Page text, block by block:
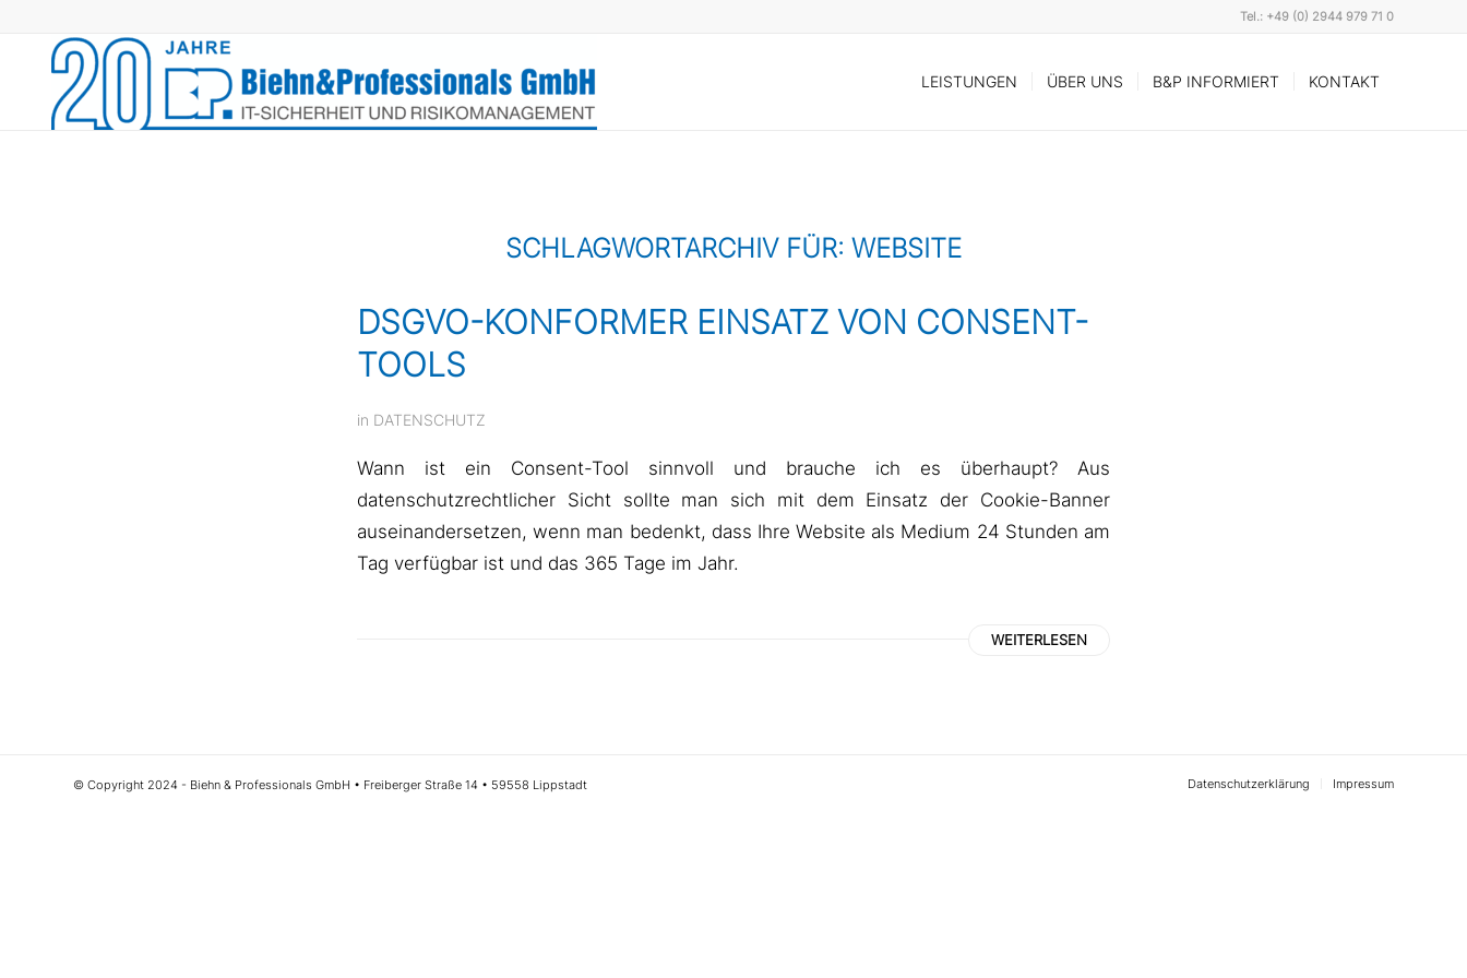
Tel.: +49 (0) 2944 979 71 0
LEISTUNGEN ÜBER UNS B&P INFORMIERT KONTAKT
SCHLAGWORTARCHIV FÜR: WEBSITE
DSGVO-KONFORMER EINSATZ VON CONSENT-
TOOLS
in DATENSCHUTZ
Wann ist ein Consent-Tool sinnvoll und brauche ich es überhaupt? Aus
datenschutzrechtlicher Sicht sollte man sich mit dem Einsatz der Cookie-Banner
auseinandersetzen, wenn man bedenkt, dass Ihre Website als Medium 24 Stunden am
Tag verfügbar ist und das 365 Tage im Jahr.
WEITERLESEN
© Copyright 2024 - Biehn & Professionals GmbH • Freiberger Straße 14 • 59558 Lippstadt Datenschutzerklärung Impressum